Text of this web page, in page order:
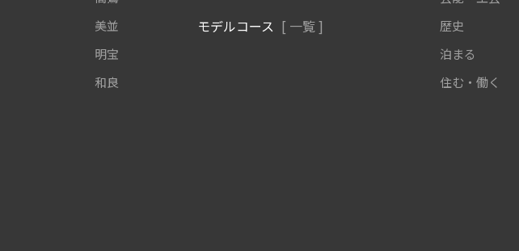
美並
明宝
和良
モデルコース [ 一覧 ]
歴史
泊まる
住む・働く